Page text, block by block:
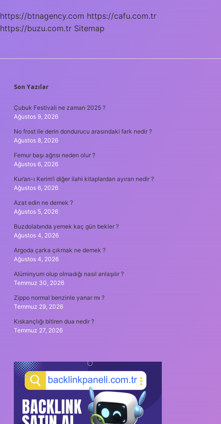
https://btnagency.com https://cafu.com.tr
https://buzu.com.tr Sitemap
SIDEBAR
Son Yazılar
Çubuk Festivali ne zaman 2025 ?
Ağustos 9, 2026
No frost ile derin dondurucu arasındaki fark nedir ?
Ağustos 8, 2026
Femur başı ağrısı neden olur ?
Ağustos 6, 2026
Kur’an-ı Kerim’i diğer ilahi kitaplardan ayıran nedir ?
Ağustos 6, 2026
Azat edin ne demek ?
Ağustos 5, 2026
Buzdolabında yemek kaç gün bekler ?
Ağustos 4, 2026
Argoda çarka çıkmak ne demek ?
Ağustos 4, 2026
Alüminyum olup olmadığı nasıl anlaşılır ?
Temmuz 30, 2026
Zippo normal benzinle yanar mı ?
Temmuz 29, 2026
Kıskançlığı bitiren dua nedir ?
Temmuz 27, 2026